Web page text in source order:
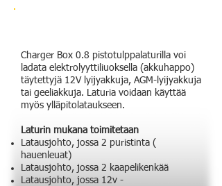
Charger Box 0.8 pistotulppalaturilla voi
ladata elektrolyyttiliuoksella (akkuhappo)
täytettyjä 12V lyijyakkuja, AGM-lyijyakkuja
tai geeliakkuja. Laturia voidaan käyttää
myös ylläpitolataukseen.
Laturin mukana toimitetaan
Latausjohto, jossa 2 puristinta (
hauenleuat)
Latausjohto, jossa 2 kaapelikenkää
Latausjohto, jossa 12v -